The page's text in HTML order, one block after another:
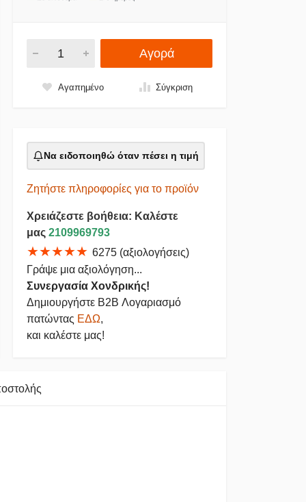
Αγορά
Αγαπημένο Σύγκριση
Να ειδοποιηθώ όταν πέσει η τιμή
Ζητήστε πληροφορίες για το προϊόν
Χρειάζεστε βοήθεια: Καλέστε
μας 2109969793
★★★★★ 6275 (αξιολογήσεις)
Γράψε μια αξιολόγηση...
Συνεργασία Χονδρικής!
Δημιουργήστε B2B Λογαριασμό
πατώντας ΕΔΩ,
και καλέστε μας!